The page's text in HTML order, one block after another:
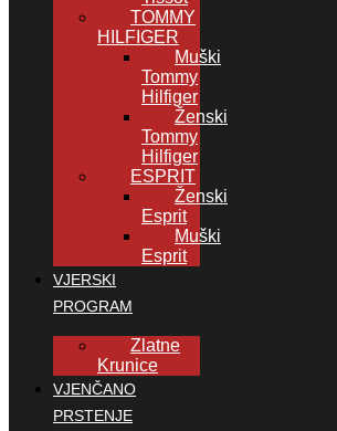
TOMMY
HILFIGER
Muški
Tommy
Hilfiger
Ženski
Tommy
Hilfiger
ESPRIT
Ženski
Esprit
Muški
Esprit
VJERSKI
PROGRAM
Zlatne
Krunice
VJENČANO
PRSTENJE